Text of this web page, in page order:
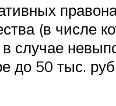
(в числе
случае
до 50 тыс.